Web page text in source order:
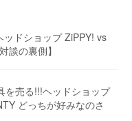
ドショップ ZiPPY! vs
談の裏側】
を売る!!!ヘッドショップ
どっちが好みなのさ